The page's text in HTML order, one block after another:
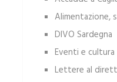
Alimentazione,
DIVO Sardegna
Eventi e cultura
Lettere al